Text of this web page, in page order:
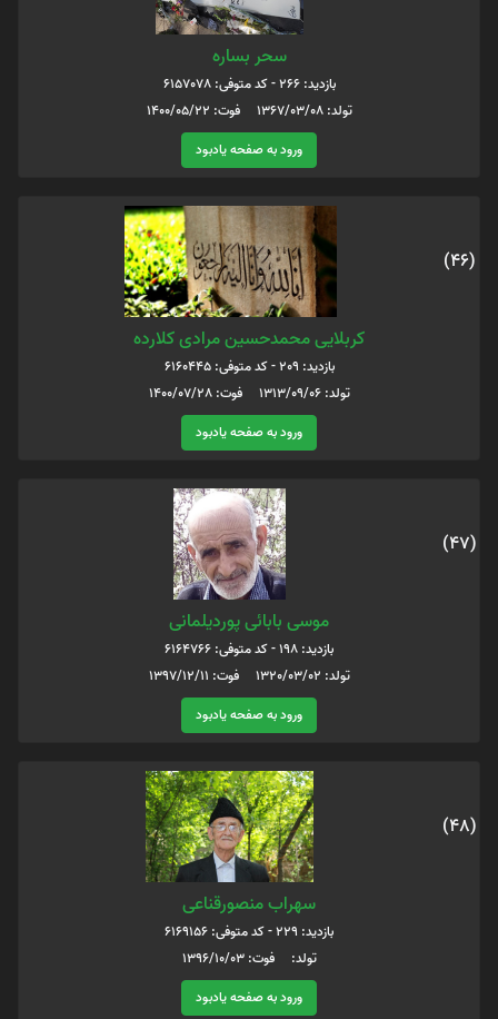
سحر بساره
بازدید: 266 - کد متوفی: 6157078
تولد: 1367/03/08 فوت: 1400/05/22
ورود به صفحه یادبود
(46)
کربلایی محمدحسین مرادی کلارده
بازدید: 209 - کد متوفی: 6160445
تولد: 1313/09/06 فوت: 1400/07/28
ورود به صفحه یادبود
(47)
موسی بابائی پوردیلمانی
بازدید: 198 - کد متوفی: 6164766
تولد: 1320/03/02 فوت: 1397/12/11
ورود به صفحه یادبود
(48)
سهراب منصورقناعی
بازدید: 229 - کد متوفی: 6169156
تولد: فوت: 1396/10/03
ورود به صفحه یادبود